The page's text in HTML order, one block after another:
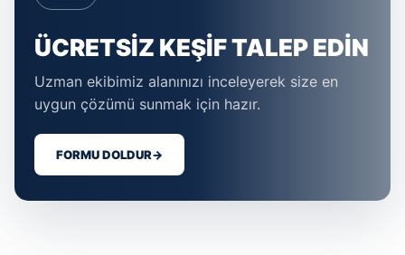
ÜCRETSIZ KEŞIF TALEP EDIN
Uzman ekibimiz alanınızı inceleyerek size en
uygun çözümü sunmak için hazır.
FORMU DOLDUR→